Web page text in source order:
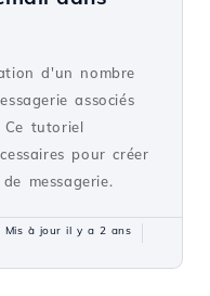
d'un nombre
associés
Ce tutoriel
pour créer
messagerie.
Mis à jour il y a 2 ans